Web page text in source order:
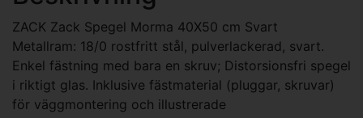
ZACK Zack Spegel Morma 40X50 cm Svart
Metallram: 18/0 rostfritt stål, pulverlackerad, svart.
Enkel fästning med bara en skruv; Distorsionsfri spegel
i riktigt glas. Inklusive fästmaterial (pluggar, skruvar)
för väggmontering och illustrerade